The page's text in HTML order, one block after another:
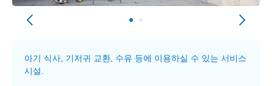
아기 식사, 기저귀 교환, 수유 등에 이용하실 수 있는 서비스
시설.